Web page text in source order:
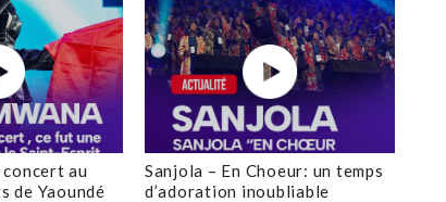
concert au
de Yaoundé
Sanjola – En Choeur: un temps
d’adoration inoubliable